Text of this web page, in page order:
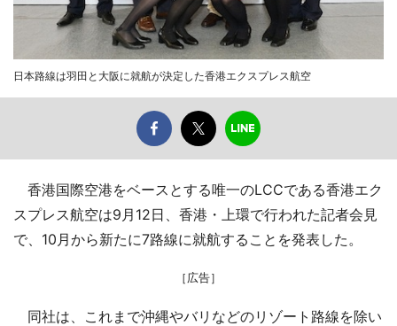
日本路線は羽田と大阪に就航が決定した香港エクスプレス航空
香港国際空港をベースとする唯一のLCCである香港エク
スプレス航空は9月12日、香港・上環で行われた記者会見
で、10月から新たに7路線に就航することを発表した。
［広告］
同社は、これまで沖縄やバリなどのリゾート路線を除い